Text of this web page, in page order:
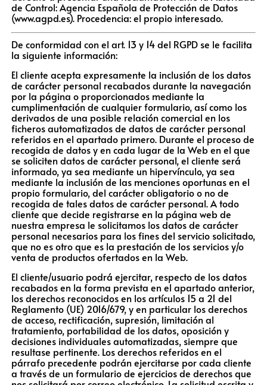
de Control: Agencia Española de Protección de Datos
(www.agpd.es). Procedencia: el propio interesado.
De conformidad con el art. 13 y 14 del RGPD se le facilita
la siguiente información:
El cliente acepta expresamente la inclusión de los datos
de carácter personal recabados durante la navegación
por la página o proporcionados mediante la
cumplimentación de cualquier formulario, así como los
derivados de una posible relación comercial en los
ficheros automatizados de datos de carácter personal
referidos en el apartado primero. Durante el proceso de
recogida de datos y en cada lugar de la Web en el que
se soliciten datos de carácter personal, el cliente será
informado, ya sea mediante un hipervínculo, ya sea
mediante la inclusión de las menciones oportunas en el
propio formulario, del carácter obligatorio o no de
recogida de tales datos de carácter personal. A todo
cliente que decide registrarse en la página web de
nuestra empresa le solicitamos los datos de carácter
personal necesarios para los fines del servicio solicitado,
que no es otro que es la prestación de los servicios y/o
venta de productos ofertados en la Web.
El cliente/usuario podrá ejercitar, respecto de los datos
recabados en la forma prevista en el apartado anterior,
los derechos reconocidos en los artículos 15 a 21 del
Reglamento (UE) 2016/679, y en particular los derechos
de acceso, rectificación, supresión, limitación al
tratamiento, portabilidad de los datos, oposición y
decisiones individuales automatizadas, siempre que
resultase pertinente. Los derechos referidos en el
párrafo precedente podrán ejercitarse por cada cliente
a través de un formulario de ejercicios de derechos que